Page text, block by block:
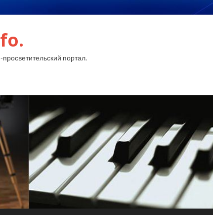
портал.